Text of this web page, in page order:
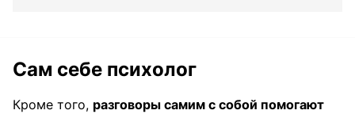
Сам себе психолог
Кроме того, разговоры самим с собой помогают